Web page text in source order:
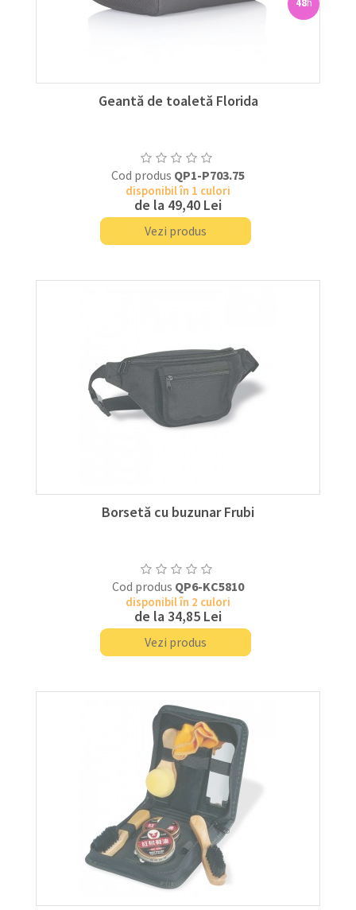
48h
Geantă de toaletă Florida
Cod produs QP1-P703.75
disponibil în 1 culori
de la 49,40 Lei
Vezi produs
Borsetă cu buzunar Frubi
Cod produs QP6-KC5810
disponibil în 2 culori
de la 34,85 Lei
Vezi produs